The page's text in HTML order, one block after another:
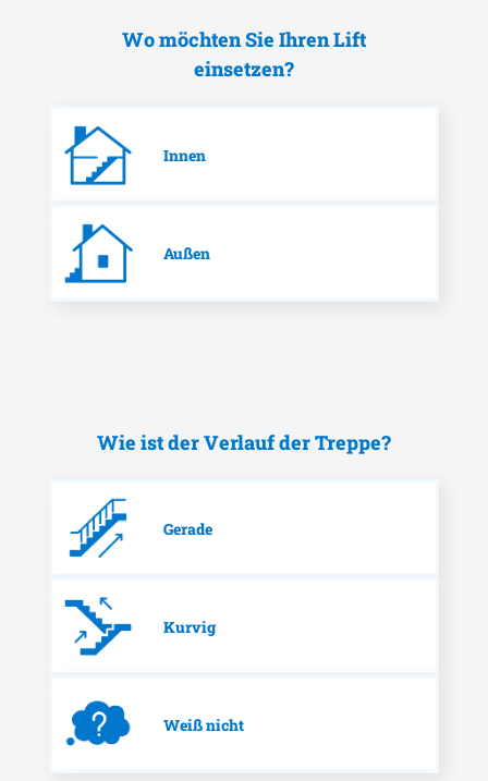
Wo möchten Sie Ihren Lift
einsetzen?
Innen
Außen
Wie ist der Verlauf der Treppe?
Gerade
Kurvig
Weiß nicht